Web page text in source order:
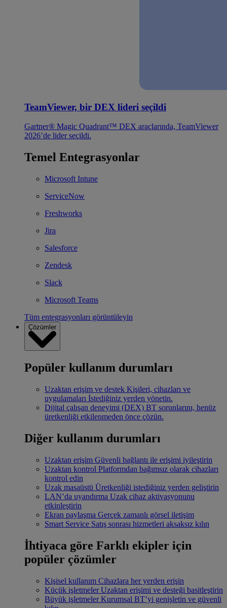
TeamViewer, bir DEX lideri seçildi
Gartner® Magic Quadrant™ DEX araçlarında, TeamViewer
2026’de lider seçildi.
Temel Entegrasyonlar
Microsoft Intune
ServiceNow
Freshworks
Jira
Salesforce
Zendesk
Slack
Microsoft Teams
Tüm entegrasyonları görüntüleyin
Çözümler
Popüler kullanım durumları
Uzaktan erişim ve destek Kişileri, cihazları ve
uygulamaları İstediğiniz yerden yönetin.
Dijital çalışan deneyimi (DEX) BT sorunlarını, henüz
üretkenliği etkilenmeden önce çözün.
Diğer kullanım durumları
Uzaktan erişim Güvenli bağlantı ile erişimi iyileştirin
Uzaktan kontrol Platformdan bağımsız olarak cihazları
kontrol edin
Uzak masaüstü Üretkenliği istediğiniz yerden geliştirin
LAN’da uyandırma Uzak cihaz aktivasyonunu
etkinleştirin
Ekran paylaşma Gerçek zamanlı görsel iletişim
Smart Service Satış sonrası hizmetleri aksaksız kılın
İhtiyaca göre Farklı ekipler için
popüler çözümler
Kişisel kullanım Cihazlara her yerden erişin
Küçük işletmeler Uzaktan erişimi ve desteği basitleştirin
Büyük işletmeler Kurumsal BT’yi genişletin ve güvenli